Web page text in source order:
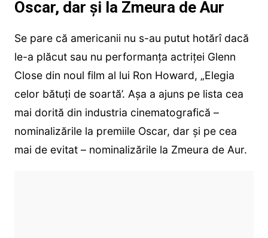
Oscar, dar și la Zmeura de Aur
Se pare că americanii nu s-au putut hotărî dacă
le-a plăcut sau nu performanța actriței Glenn
Close din noul film al lui Ron Howard, „Elegia
celor bătuți de soartă’. Așa a ajuns pe lista cea
mai dorită din industria cinematografică –
nominalizările la premiile Oscar, dar și pe cea
mai de evitat – nominalizările la Zmeura de Aur.